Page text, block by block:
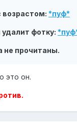
возрастом: *пуф*
фотку:
не прочитаны.
это он.